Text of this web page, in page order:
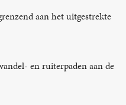
aan het uitgestrekte
en ruiterpaden aan de